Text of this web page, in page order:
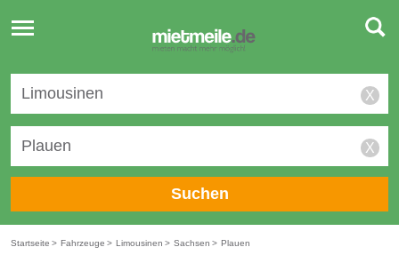
Toggle
navigation
X
X
Suchen
Startseite > Fahrzeuge > Limousinen > Sachsen > Plauen